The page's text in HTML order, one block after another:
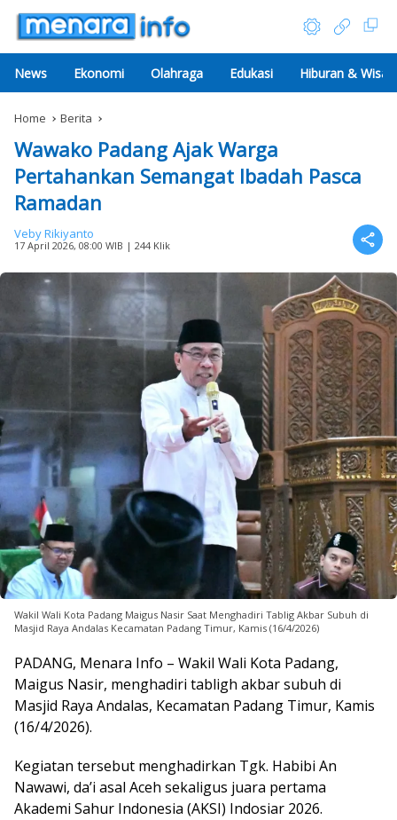
News Ekonomi Olahraga Edukasi Hiburan &
Home Berita
Wawako Padang Ajak Warga
Pertahankan Semangat Ibadah Pasca
Ramadan
Veby Rikiyanto
17 April 2026, 08:00 WIB | 244 Klik
Wakil Wali Kota Padang Maigus Nasir Saat Menghadiri Tablig Akbar Subuh di
Masjid Raya Andalas Kecamatan Padang Timur, Kamis (16/4/2026)
PADANG, Menara Info – Wakil Wali Kota Padang,
Maigus Nasir, menghadiri tabligh akbar subuh di
Masjid Raya Andalas, Kecamatan Padang Timur, Kamis
(16/4/2026).
Kegiatan tersebut menghadirkan Tgk. Habibi An
Nawawi, da’i asal Aceh sekaligus juara pertama
Akademi Sahur Indonesia (AKSI) Indosiar 2026.